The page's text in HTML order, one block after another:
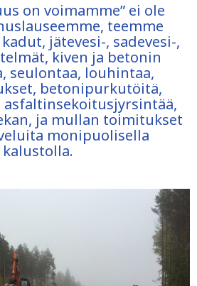
on voimamme” ei ole
teemme
jätevesi-, sadevesi-,
kiven ja betonin
seulontaa, louhintaa,
betonipurkutöitä,
ja mullan toimitukset
monipuolisella
kalustolla.